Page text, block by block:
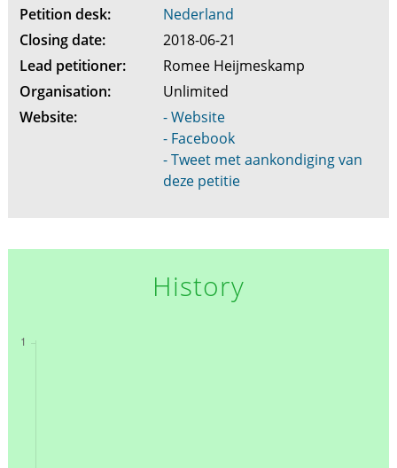
Petition desk:
Nederland
Closing date:
2018-06-21
Lead petitioner:
Romee Heijmeskamp
Organisation:
Unlimited
Website:
- Website
- Facebook
- Tweet met aankondiging van
deze petitie
History